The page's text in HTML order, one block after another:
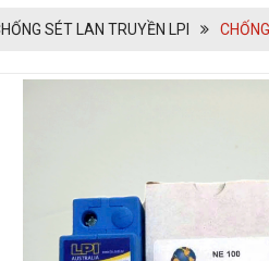
SÉT LAN TRUYỀN LPI